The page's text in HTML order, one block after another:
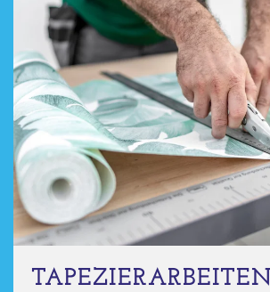
TAPEZIERARBEITEN